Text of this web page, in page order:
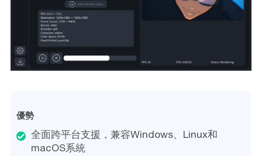
優勢
全面跨平台支援，兼容Windows、Linux和
macOS系統